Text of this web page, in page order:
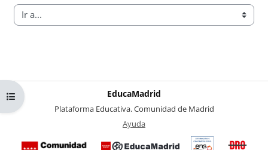
Abrir índice del curso
Ir a...
EducaMadrid
Plataforma Educativa. Comunidad de Madrid
Ayuda
Certificación
de